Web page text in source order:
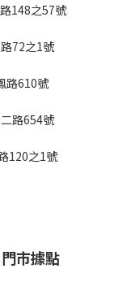
148之57號
72之1號
路610號
路654號
120之1號
市據點